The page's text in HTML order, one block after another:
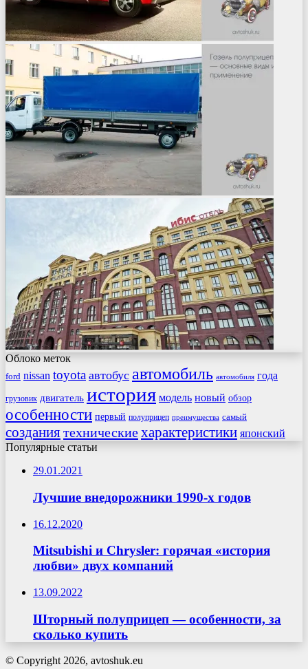
Облоко меток
ford nissan toyota автобус автомобиль автомобиля года
грузовик двигатель история модель новый обзор
особенности первый полуприцеп преимущества самый
созданиятехническиехарактеристики японский
Популярные статьи
29.01.2021
Лучшие внедорожники 1990-х годов
16.12.2020
Mitsubishi и Chrysler: горячая «история
любви» двух компаний
13.09.2022
Шторный полуприцеп — особенности, за
сколько купить
© Copyright 2026, avtoshuk.eu